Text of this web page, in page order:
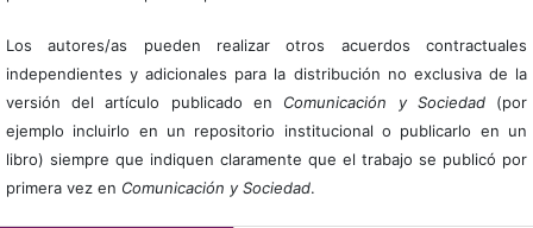
Los autores/as pueden realizar otros acuerdos contractuales
independientes y adicionales para la distribución no exclusiva de la
versión del artículo publicado en Comunicación y Sociedad(por
ejemplo incluirlo en un repositorio institucional o publicarlo en un
libro) siempre que indiquen claramente que el trabajo se publicó por
primera vez en Comunicación y Sociedad.